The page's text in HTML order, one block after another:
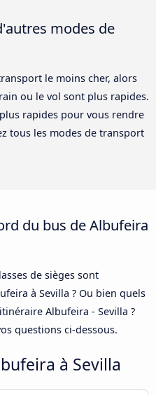
modes de
le moins cher, alors
ou le vol sont plus rapides.
rapides pour vous rendre
tous les modes de transport
du bus de Albufeira
de sièges sont
à Sevilla ? Ou bien quels
Albufeira - Sevilla ?
questions ci-dessous.
à Sevilla